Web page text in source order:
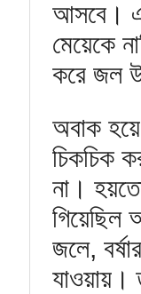
আসবে।
মেয়েকে
করে জল
অবাক
চিকচিক
না।
গিয়েছিল
জলে,
যাওয়ায়।